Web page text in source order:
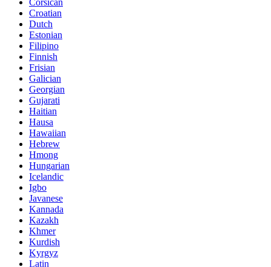
Corsican
Croatian
Dutch
Estonian
Filipino
Finnish
Frisian
Galician
Georgian
Gujarati
Haitian
Hausa
Hawaiian
Hebrew
Hmong
Hungarian
Icelandic
Igbo
Javanese
Kannada
Kazakh
Khmer
Kurdish
Kyrgyz
Latin